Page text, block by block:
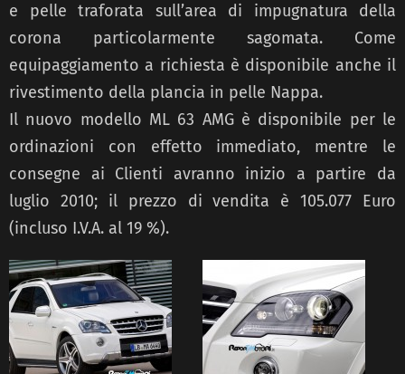
e pelle traforata sull’area di impugnatura della
corona particolarmente sagomata. Come
equipaggiamento a richiesta è disponibile anche il
rivestimento della plancia in pelle Nappa.
Il nuovo modello ML 63 AMG è disponibile per le
ordinazioni con effetto immediato, mentre le
consegne ai Clienti avranno inizio a partire da
luglio 2010; il prezzo di vendita è 105.077 Euro
(incluso I.V.A. al 19 %).